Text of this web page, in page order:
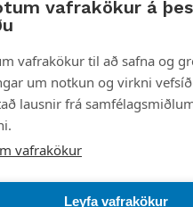
vafrakökur á
vafrakökur til að safna og
um notkun og virkni
lausnir frá
vafrakökur
Leyfa vafrakökur